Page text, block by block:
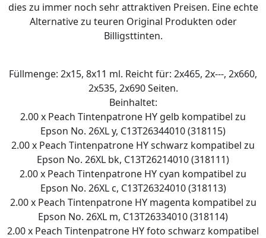
dies zu immer noch sehr attraktiven Preisen. Eine echte
Alternative zu teuren Original Produkten oder
Billigsttinten.
Füllmenge: 2x15, 8x11 ml. Reicht für: 2x465, 2x---, 2x660,
2x535, 2x690 Seiten.
Beinhaltet:
2.00 x Peach Tintenpatrone HY gelb kompatibel zu
Epson No. 26XL y, C13T26344010 (318115)
2.00 x Peach Tintenpatrone HY schwarz kompatibel zu
Epson No. 26XL bk, C13T26214010 (318111)
2.00 x Peach Tintenpatrone HY cyan kompatibel zu
Epson No. 26XL c, C13T26324010 (318113)
2.00 x Peach Tintenpatrone HY magenta kompatibel zu
Epson No. 26XL m, C13T26334010 (318114)
2.00 x Peach Tintenpatrone HY foto schwarz kompatibel